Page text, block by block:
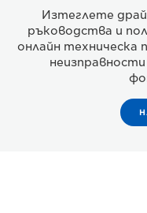
Изтеглете
ръководства и
онлайн техническа